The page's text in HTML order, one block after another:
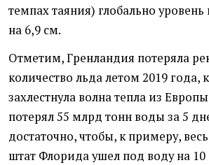
темпах таяния) глобально
на 6,9 см.
Отметим, Гренландия потеряла
количество льда летом 2019 года,
захлестнула волна тепла из
потерял 55 млрд тонн воды за 5
достаточно, чтобы, к примеру,
штат Флорида ушел под воду на 10